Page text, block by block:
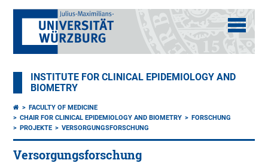
INSTITUTE FOR CLINICAL EPIDEMIOLOGY AND
BIOMETRY
FACULTY OF MEDICINE
CHAIR FOR CLINICAL EPIDEMIOLOGY AND BIOMETRY
FORSCHUNG
PROJEKTE
VERSORGUNGSFORSCHUNG
Versorgungsforschung